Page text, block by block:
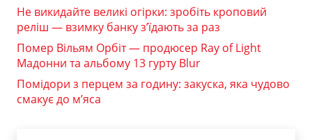
Не викидайте великі огірки: зробіть кроповий
реліш — взимку банку з’їдають за раз
Помер Вільям Орбіт — продюсер Ray of Light
Мадонни та альбому 13 гурту Blur
Помідори з перцем за годину: закуска, яка чудово
смакує до м’яса